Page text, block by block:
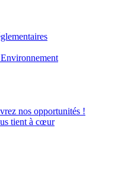
nos opportunités !
tient à cœur